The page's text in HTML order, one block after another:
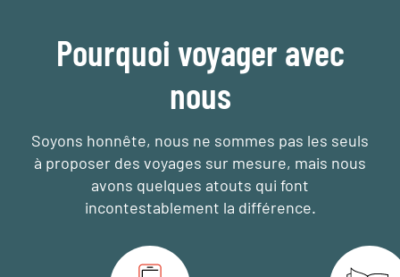
Pourquoi voyager avec
nous
Soyons honnête, nous ne sommes pas les seuls
à proposer des voyages sur mesure, mais nous
avons quelques atouts qui font
incontestablement la différence.